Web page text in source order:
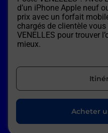
d’un iPhone Apple neuf
prix avec un forfait
chargés de clientèle
VENELLES pour trouver
mieux.
Acheter